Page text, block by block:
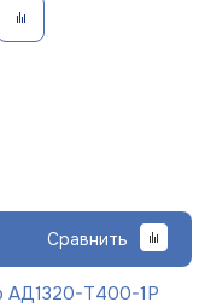
Сравнить
АД1320-Т400-1Р